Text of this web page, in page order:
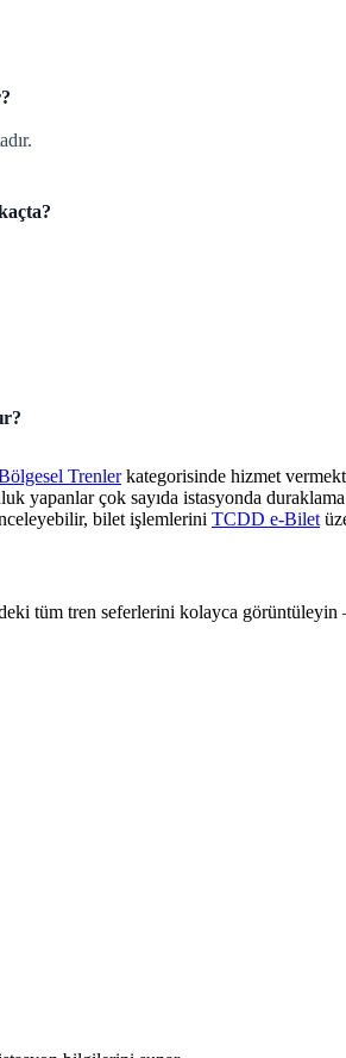
Trenlerkategorisinde hizmet
çok sayıda istasyonda
bilet işlemlerini TCDD e-Bilet
tüm tren seferlerini kolayca görüntüleyin